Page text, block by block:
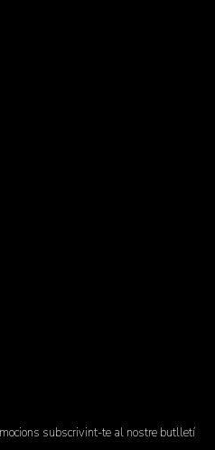
subscrivint-te al nostre butlletí